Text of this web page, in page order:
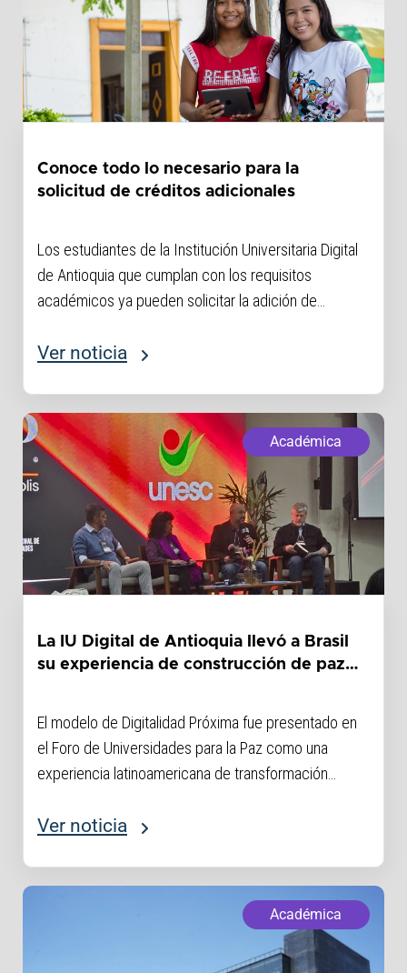
Conoce todo lo necesario para la
solicitud de créditos adicionales
Los estudiantes de la Institución Universitaria Digital
de Antioquia que cumplan con los requisitos
académicos ya pueden solicitar la adición de
durante el semestre. El trámite se realiza mediante un
Ver noticia
Académica
La IU Digital de Antioquia llevó a Brasil
su experiencia de construcción de paz
El modelo de Digitalidad Próxima fue presentado en
el Foro de Universidades para la Paz como una
experiencia latinoamericana de transformación
Ver noticia
Académica